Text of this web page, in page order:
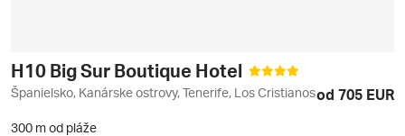
H10 Big Sur Boutique Hotel
Španielsko, Kanárske ostrovy, Tenerife, Los Cristianosod 705 EUR
300 m od pláže